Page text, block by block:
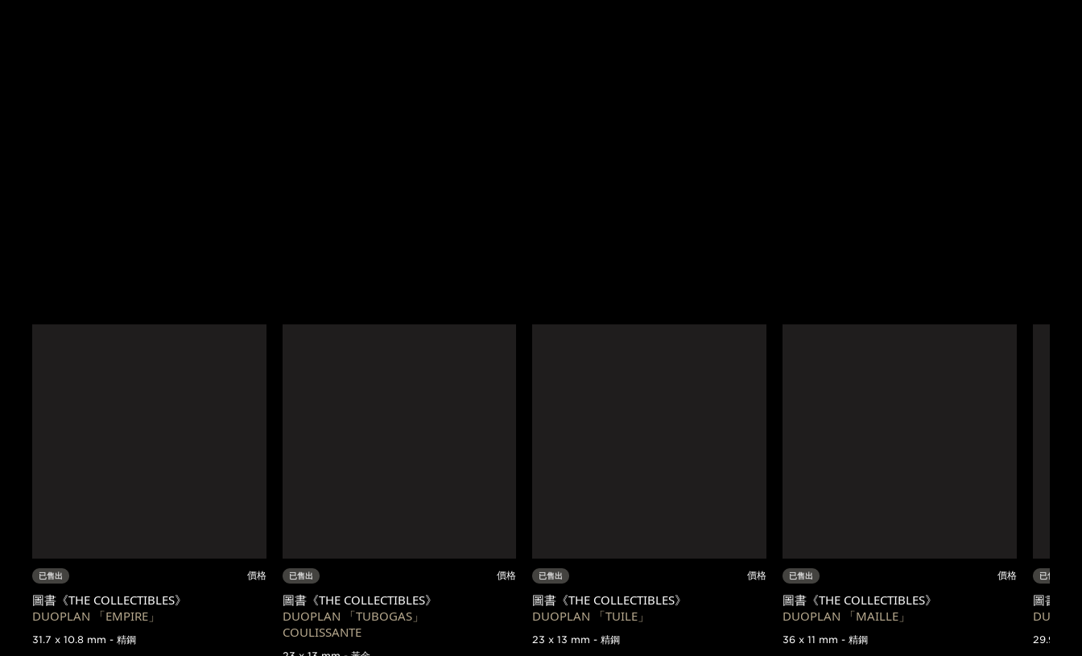
已售出
圖書《THE COLLECTIBLES》
DUOPLAN 「EMPIRE」
31.7 x 10.8 mm - 精鋼
價格 已售出
圖書《THE COLLECTIBLES》
DUOPLAN 「TUBOGAS」
COULISSANTE
價格 已售出
圖書《THE COLLECTIBLES》
DUOPLAN 「TUILE」
23 x 13 mm - 精鋼
價格 已售出
圖書《THE COLLECTIBLES》
DUOPLAN 「MAILLE」
36 x 11 mm - 精鋼
價格 已售出
圖書《
29.9 x